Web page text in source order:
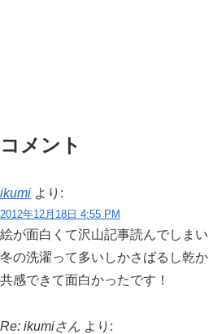
コメント
ikumi より:
2012年12月18日 4:55 PM
絵が面白くて沢山記事読んでしまい
冬の洗濯って多いしかさばるし乾か
共感できて面白かったです！
Re: ikumiさん より: